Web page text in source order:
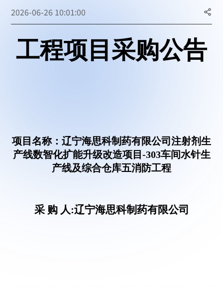
2026-06-26 10:01:00
工程项目采购公告
项目名称：辽宁海思科制药有限公司注射剂生
产线数智化扩能升级改造项目 -303车间水针生
产线及综合仓库五消防工程
采 购 人:辽宁海思科制药有限公司